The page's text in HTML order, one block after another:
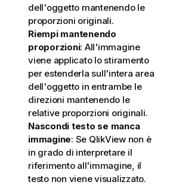
dell'oggetto mantenendo le
proporzioni originali.
Riempi mantenendo
proporzioni: All'immagine
viene applicato lo stiramento
per estenderla sull'intera area
dell'oggetto in entrambe le
direzioni mantenendo le
relative proporzioni originali.
Nascondi testo se manca
immagine: Se QlikView non è
in grado di interpretare il
riferimento all'immagine, il
testo non viene visualizzato.